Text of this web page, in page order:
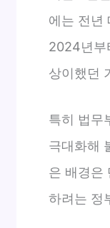
에는 전년
2024년부
상이했던
특히 법무
극대화해
은 배경은
하려는 정